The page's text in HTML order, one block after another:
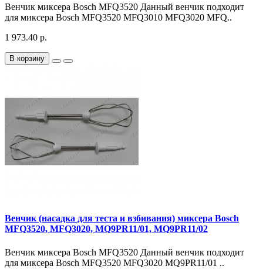
Венчик миксера Bosch MFQ3520 Данный венчик подходит
для миксера Bosch MFQ3520 MFQ3010 MFQ3020 MFQ..
1 973.40 р.
В корзину
Венчик (насадка для теста и взбивания) миксера Bosch
MFQ3520, MFQ3020, MQ9PR11/01, MQ9PR11/02
Венчик миксера Bosch MFQ3520 Данный венчик подходит
для миксера Bosch MFQ3520 MFQ3020 MQ9PR11/01 ..